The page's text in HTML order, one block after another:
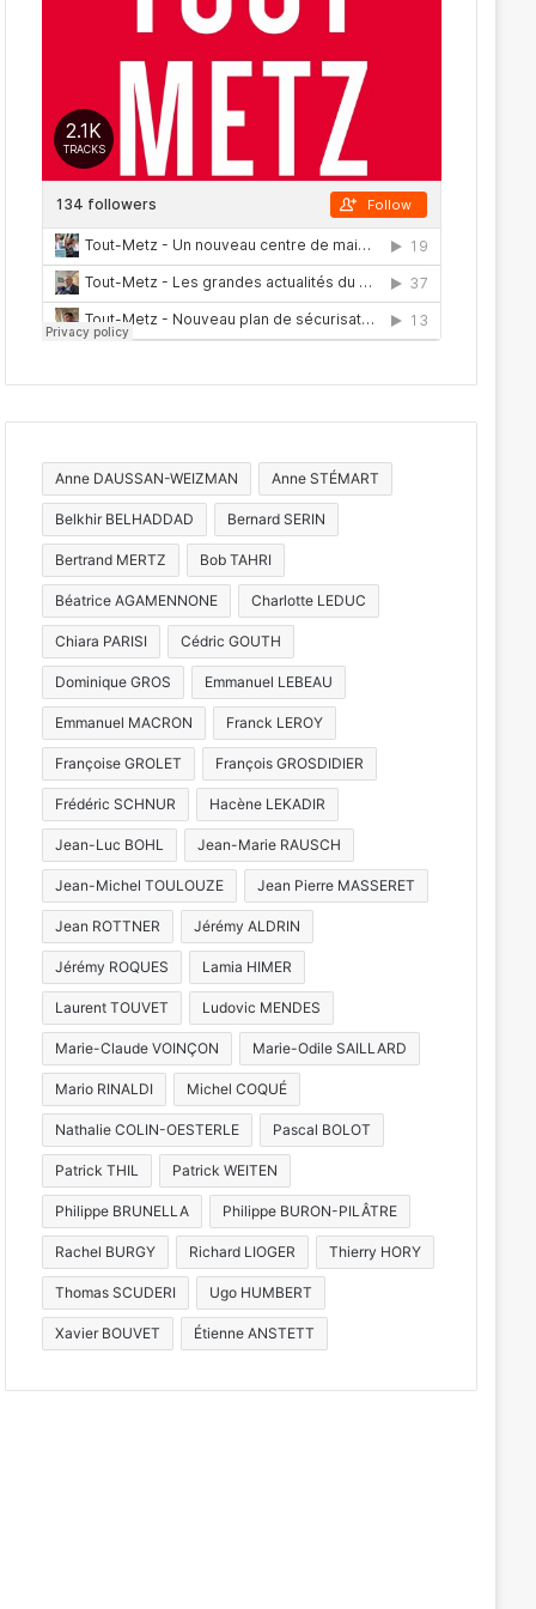
Anne DAUSSAN-WEIZMAN Anne STÉMART
Belkhir BELHADDAD Bernard SERIN
Bertrand MERTZ Bob TAHRI
Béatrice AGAMENNONE Charlotte LEDUC
Chiara PARISI Cédric GOUTH
Dominique GROS Emmanuel LEBEAU
Emmanuel MACRON Franck LEROY
Françoise GROLET François GROSDIDIER
Frédéric SCHNUR Hacène LEKADIR
Jean-Luc BOHL Jean-Marie RAUSCH
Jean-Michel TOULOUZE Jean Pierre MASSERET
Jean ROTTNER Jérémy ALDRIN
Jérémy ROQUES Lamia HIMER
Laurent TOUVET Ludovic MENDES
Marie-Claude VOINÇON Marie-Odile SAILLARD
Mario RINALDI Michel COQUÉ
Nathalie COLIN-OESTERLE Pascal BOLOT
Patrick THIL Patrick WEITEN
Philippe BRUNELLA Philippe BURON-PILÂTRE
Rachel BURGY Richard LIOGER Thierry HORY
Thomas SCUDERI Ugo HUMBERT
Xavier BOUVET Étienne ANSTETT